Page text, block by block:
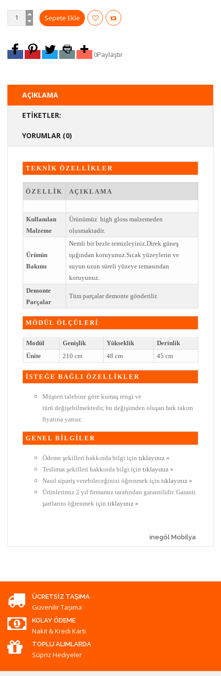
0Paylaştır
AÇIKLAMA
ETIKETLER:
YORUMLAR (0)
TEKNİK ÖZELLİKLER
ÖZELLİK AÇIKLAMA
Kullanılan
Malzeme
Ürünümüz high gloss malzemeden
olusmaktadir.
Ürünün
Bakımı
Nemli bir bezle temizleyiniz.Direk güneş
ışığından koruyunuz.Sıcak yüzeylerin ve
suyun uzun süreli yüzeye temasından
koruyunuz.
Demonte
Parçalar
Tüm parçalar demonte gönderilir.
MÖDÜL ÖLÇÜLERİ
Modül Genişlik Yükseklik
Derinlik
Ünite
210 cm 48 cm 45 cm
İSTEĞE BAĞLI ÖZELLİKLER
Müşteri talebine göre kumaş rengi ve
türü değişebilmektedir, bu değişimden oluşan fark takım
fiyatına yansır.
GENEL BİLGİLER
Ödeme şekilleri hakkında bilgi için tıklayınız »
Teslimat şekilleri hakkında bilgi için tıklayınız »
Nasıl sipariş verebileceğinizi öğrenmek için tıklayınız »
Ürünlerimiz 2 yıl firmamız tarafından garantilidir. Garanti
şartlarını öğrenmek için tıklayınız »
inegöl Mobilya
ÜCRETSIZ TAŞIMA
Güvenilir Taşıma
KOLAY ÖDEME
Nakit & Kredi Kartı
TOPLU ALIMLARDA
Süpriz Hediyeler